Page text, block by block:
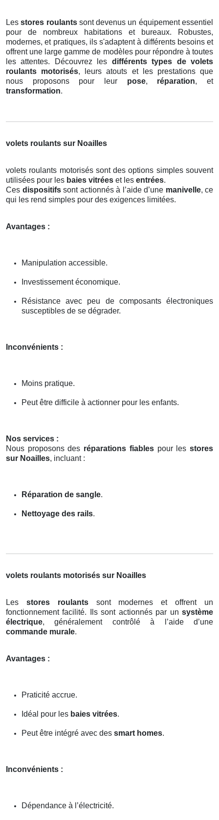
Lesstores roulantssont devenus un équipement essentiel
pour de nombreux habitations et bureaux. Robustes,
modernes, et pratiques, ils s'adaptent à différents besoins et
offrent une large gamme de modèles pour répondre à toutes
les attentes. Découvrez les différents types de volets
roulants motorisés, leurs atouts et les prestations que
nous proposons pour leur pose, réparation, et
transformation.
volets roulants sur Noailles
volets roulants motorisés sont des options simples souvent
utilisées pour les baies vitrées et les entrées.
Ces dispositifssont actionnés à l’aide d’une manivelle, ce
qui les rend simples pour des exigences limitées.
Avantages :
Manipulation accessible.
Investissement économique.
Résistance avec peu de composants électroniques
susceptibles de se dégrader.
Inconvénients :
Moins pratique.
Peut être difficile à actionner pour les enfants.
Nos services :
Nous proposons des réparations fiablespour lesstores
sur Noailles, incluant :
Réparation de sangle.
Nettoyage des rails.
volets roulants motorisés sur Noailles
Les stores roulantssont modernes et offrent un
fonctionnement facilité. Ils sont actionnés par un système
électrique, généralement contrôlé à l’aide d’une
commande murale.
Avantages :
Praticité accrue.
Idéal pour les baies vitrées.
Peut être intégré avec des smart homes.
Inconvénients :
Dépendance à l’électricité.